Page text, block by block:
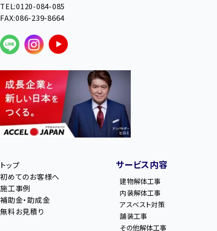
TEL:0120-084-085
FAX:086-239-8664
トップ
初めてのお客様へ
施工事例
補助金・助成金
無料お見積り
サービス内容
建物解体工事
内装解体工事
アスベスト対策
舗装工事
その他解体工事